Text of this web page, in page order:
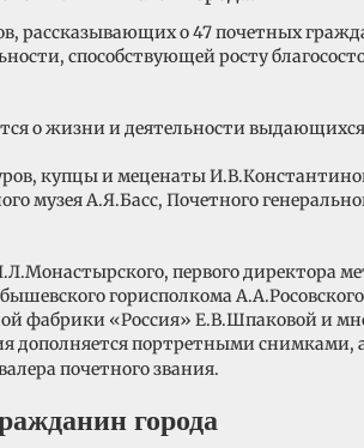
рассказывающих о 47 почетных
способствующей росту
о жизни и деятельности
купцы и меценаты
музея А.Я.Басс, Почетного
первого директора
горисполкома
«Россия» Е.В.Шпаковой и
дополняется портретными
почетного звания.
города